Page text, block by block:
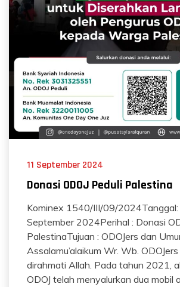
11 September 2024
Donasi ODOJ Peduli Palestina
Kominex 1540/III/09/
September 2024Perihal : Donasi
PalestinaTujuan : ODOJers dan
Assalamu’alaikum Wr. Wb.
dirahmati Allah. Pada tahun 2021,
ODOJ telah menyalurkan dua mobil